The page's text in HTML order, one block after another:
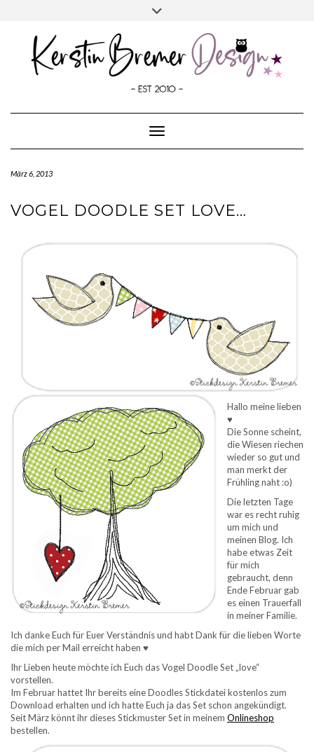
Toggle
Toggle Navigation
März 6, 2013
VOGEL DOODLE SET LOVE…
Hallo meine lieben
♥
Die Sonne scheint,
die Wiesen riechen
wieder so gut und
man merkt der
Frühling naht :o)
Die letzten Tage
war es recht ruhig
um mich und
meinen Blog. Ich
habe etwas Zeit
für mich
gebraucht, denn
Ende Februar gab
es einen Trauerfall
in meiner Familie.
Ich danke Euch für Euer Verständnis und habt Dank für die lieben Worte
die mich per Mail erreicht haben ♥
Ihr Lieben heute möchte ich Euch das Vogel Doodle Set „love“
vorstellen.
Im Februar hattet Ihr bereits eine Doodles Stickdatei kostenlos zum
Download erhalten und ich hatte Euch ja das Set schon angekündigt.
Seit März könnt ihr dieses Stickmuster Set in meinem Onlineshop
bestellen.